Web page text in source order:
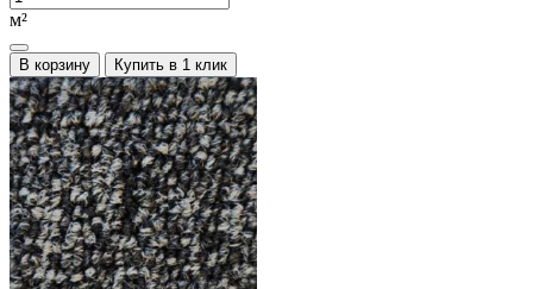
м²
В корзину Купить в 1 клик